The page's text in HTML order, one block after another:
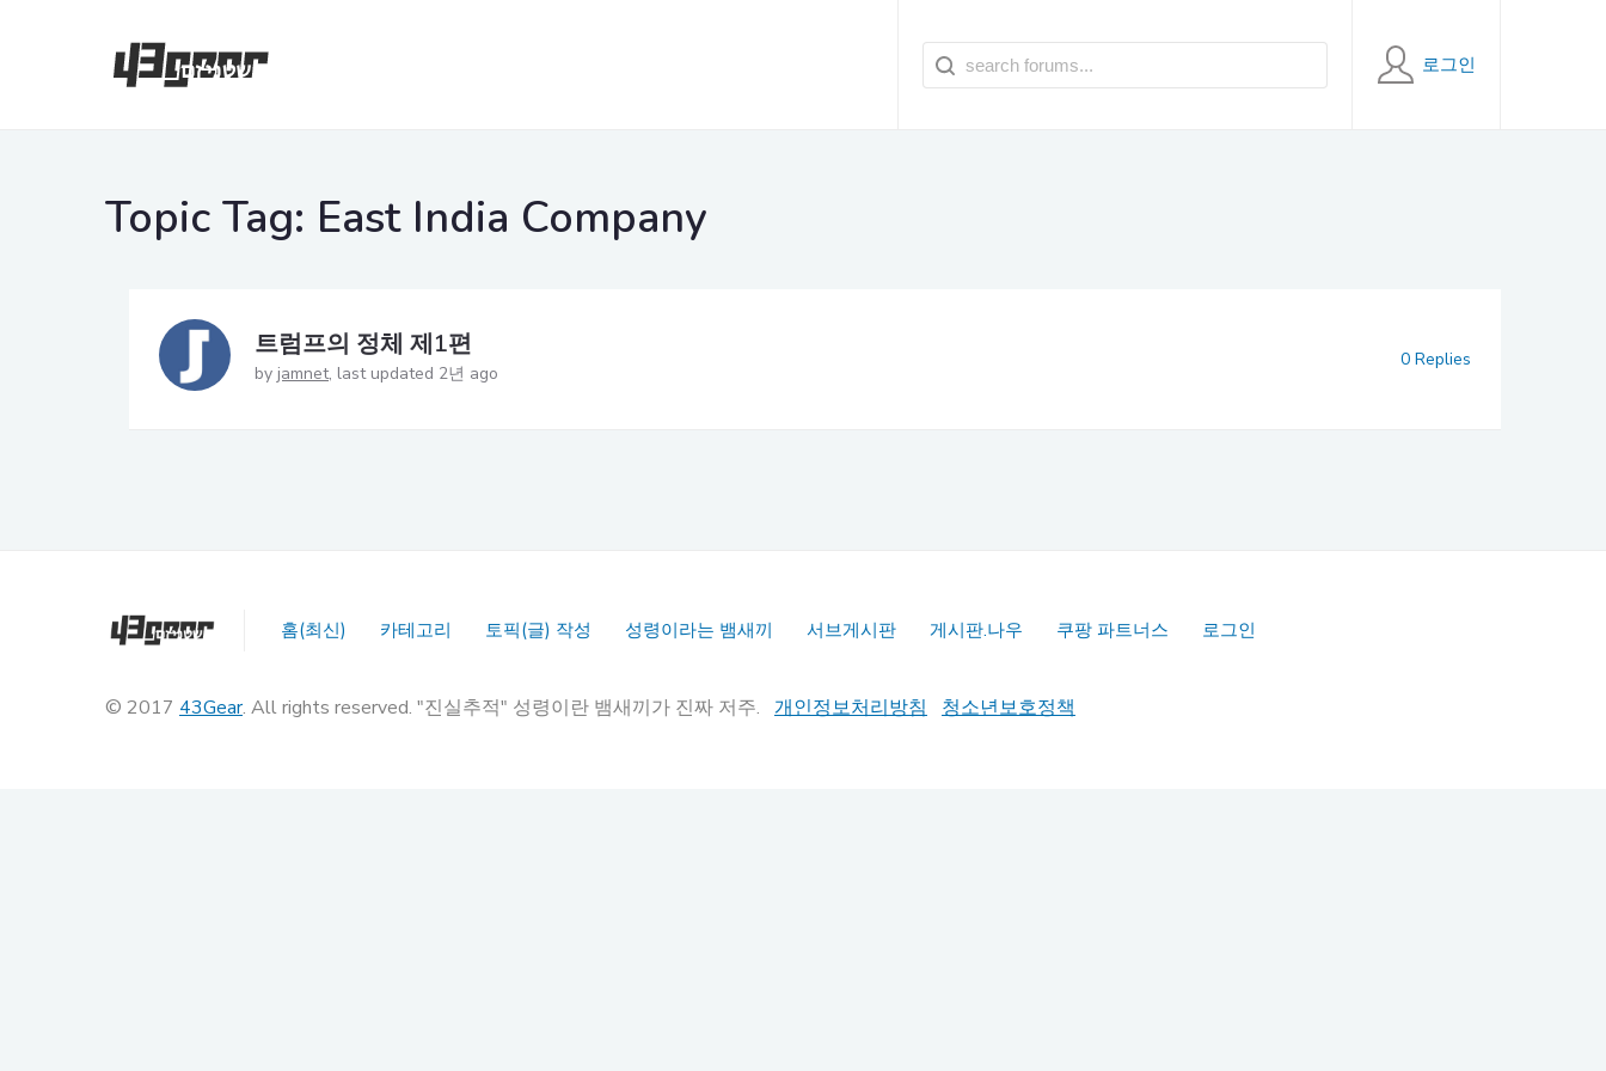
로그인
Topic Tag: East India Company
트럼프의 정체 제1편
by jamnet last updated 2년 ago
0 Replies
홈(최신) 카테고리 토픽(글) 작성 성령이라는 뱀새끼 서브게시판 게시판.나우 쿠팡 파트너스 로그인
© 2017 43Gear. All rights reserved. "진실추적" 성령이란 뱀새끼가 진짜 저주. 개인정보처리방침 청소년보호정책